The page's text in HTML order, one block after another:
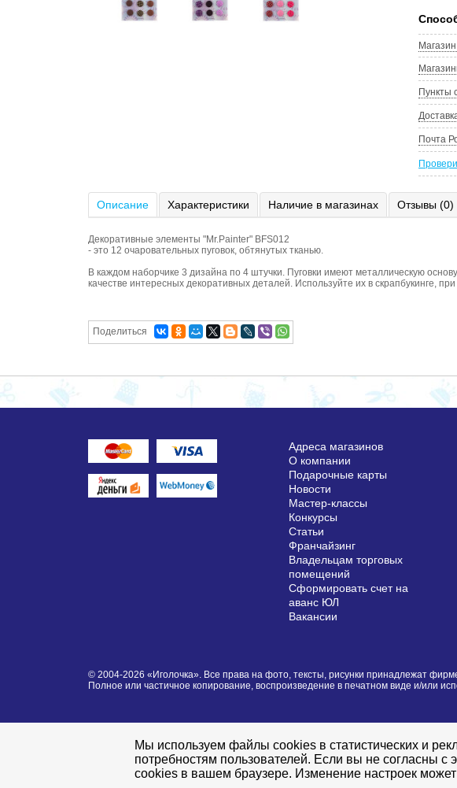
Пункты
Почта
Описание Характеристики Наличие в магазинах Отзывы (0)
Декоративные элементы "Mr.Painter" BFS012
- это 12 очаровательных пуговок, обтянутых тканью.
В каждом наборчике 3 дизайна по 4 штучки. Пуговки имеют металлическую
качестве интересных декоративных деталей. Используйте их в скрапбукинге,
Поделиться
Адреса магазинов
О компании
Подарочные карты
Новости
Мастер-классы
Конкурсы
Статьи
Франчайзинг
Владельцам торговых
помещений
Сформировать счет на
аванс ЮЛ
Вакансии
© 2004-2026 «Иголочка». Все права на фото, тексты, рисунки принадлежат
Полное или частичное копирование, воспроизведение в печатном виде и/или
Мы используем файлы cookies в статистических и
потребностям пользователей. Если вы не согласны с
cookies в вашем браузере. Изменение настроек может